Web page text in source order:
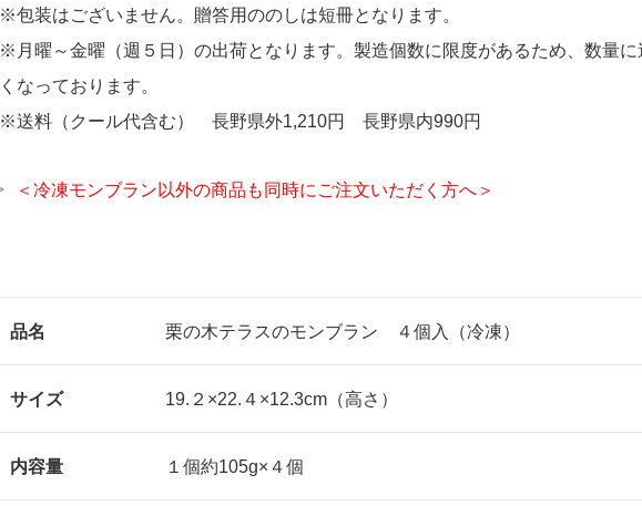
※包装はございません。贈答用ののしは短冊となります。
※月曜～金曜（週５日）の出荷となります。製造個数に限度があるため、数量
くなっております。
※送料（クール代含む） 長野県外1,210円 長野県内990円
＜冷凍モンブラン以外の商品も同時にご注文いただく方へ＞
品名 栗の木テラスのモンブラン ４個入（冷凍）
サイズ 19.２×22.４×12.3cm（高さ）
内容量 １個約105g×４個